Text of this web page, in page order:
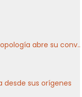
El VI Congreso de Antropología abre su convocatoria
sus orígenes